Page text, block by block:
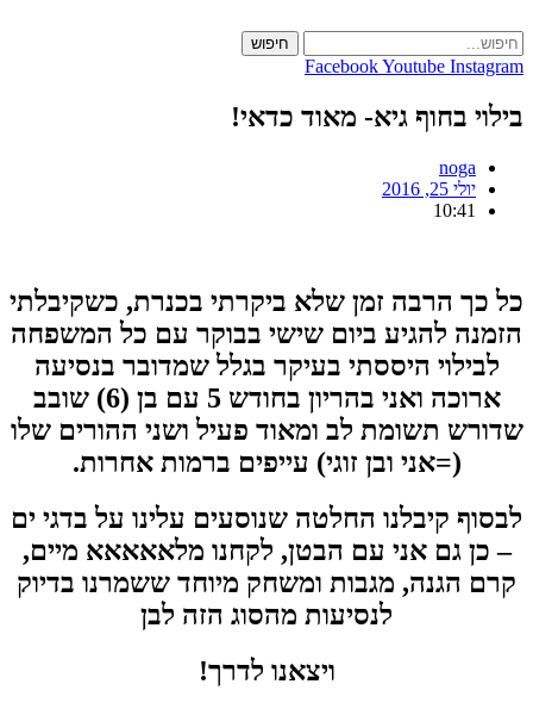
to
content
חיפוש
FacebookYoutube Instagram
בילוי בחוף גיא- מאוד כדאי!
noga
יולי 25, 2016
10:41
כל כך הרבה זמן שלא ביקרתי בכנרת, כשקיבלתי
הזמנה להגיע ביום שישי בבוקר עם כל המשפחה
לבילוי היססתי בעיקר בגלל שמדובר בנסיעה
ארוכה ואני בהריון בחודש 5 עם בן (6) שובב
שדורש תשומת לב ומאוד פעיל ושני ההורים שלו
(=אני ובן זוגי) עייפים ברמות אחרות.
לבסוף קיבלנו החלטה שנוסעים עלינו על בדגי ים
– כן גם אני עם הבטן, לקחנו מלאאאאא מיים,
קרם הגנה, מגבות ומשחק מיוחד ששמרנו בדיוק
לנסיעות מהסוג הזה לבן
ויצאנו לדרך!